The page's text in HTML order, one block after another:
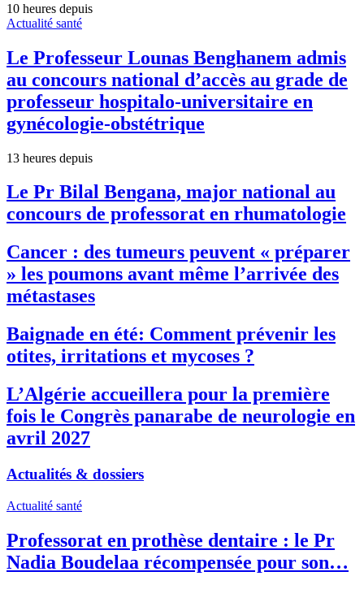
10 heures depuis
Actualité santé
Le Professeur Lounas Benghanem admis
au concours national d’accès au grade de
professeur hospitalo-universitaire en
gynécologie-obstétrique
13 heures depuis
Le Pr Bilal Bengana, major national au
concours de professorat en rhumatologie
Cancer : des tumeurs peuvent « préparer
» les poumons avant même l’arrivée des
métastases
Baignade en été: Comment prévenir les
otites, irritations et mycoses ?
L’Algérie accueillera pour la première
fois le Congrès panarabe de neurologie en
avril 2027
Actualités & dossiers
Actualité santé
Professorat en prothèse dentaire : le Pr
Nadia Boudelaa récompensée pour son…